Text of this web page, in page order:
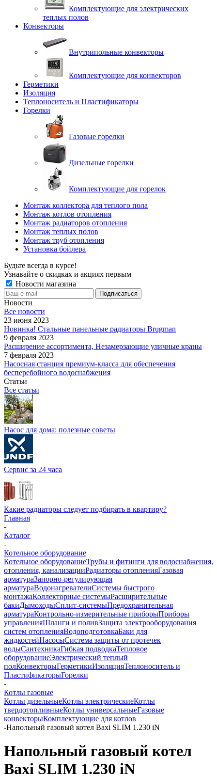
Комплектующие для электрических
теплых полов
Конвекторы
Внутрипольные конвекторы
Комплектующие для конвекторов
Герметики
Изоляция
Теплоноситель и Пластификаторы
Горелки
Газовые горелки
Дизельные горелки
Комплектующие для горелок
Монтаж коллектора для теплого пола
Монтаж котлов отопления
Монтаж радиаторов отопления
Монтаж теплых полов
Монтаж труб отопления
Установка бойлера
Будьте всегда в курсе!
Узнавайте о скидках и акциях первым
Новости магазина
Новости
Все новости
23 июня 2023
Новинка! Стальные панельные радиаторы Brugman
9 февраля 2023
Расширение ассортимента, Незамерзающие уличные краны
7 февраля 2023
Насосная станция премиум-класса для обеспечения
бесперебойного водоснабжения
Статьи
Все статьи
Насос для дома: полезные советы
Сервис за 24 часа
Какие радиаторы следует подбирать в квартиру?
Главная
-
Каталог
-
Котельное оборудование
Котельное оборудованиеТрубы и фитинги для водоснабжения,
отопления, канализацииРадиаторы отопленияГазовая
арматураЗапорно-регулирующая
арматураВодонагревателиСистемы быстрого
монтажаКоллекторные системыРасширительные
бакиДымоходыСплит-системыПредохранительная
арматураКонтрольно-измерительные приборыПриборы
управленияШланги и поливЗащита электрооборудования
систем отопленияВодоподготовкаБаки для
жидкостейНасосыСистема защиты от протечек
водыСантехникаГибкая подводкаТепловое
оборудованиеЭлектрический теплый
полКонвекторыГерметикиИзоляцияТеплоноситель и
ПластификаторыГорелки
-
Котлы газовые
Котлы дизельныеКотлы электрическиеКотлы
твердотопливныеКотлы универсальныеГазовые
конвекторыКомплектующие для котлов
-Напольный газовый котел Baxi SLIM 1.230 iN
Напольный газовый котел
Baxi SLIM 1.230 iN